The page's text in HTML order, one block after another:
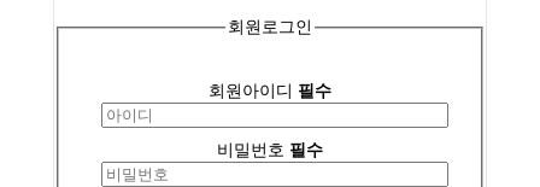
회원로그인
회원아이디 필수
비밀번호 필수